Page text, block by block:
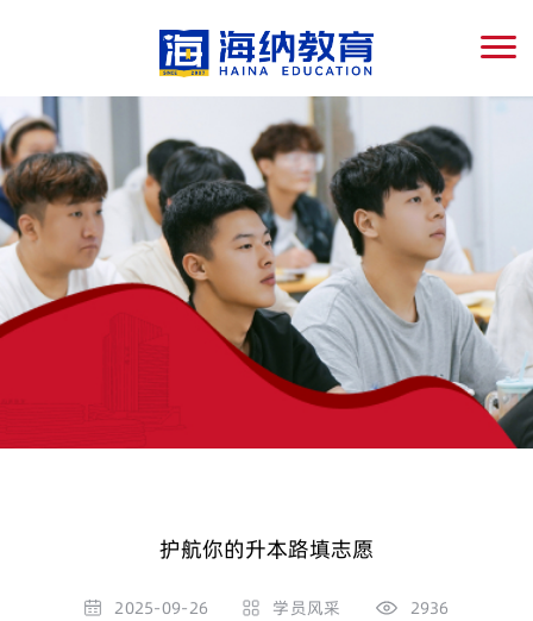
护航你的升本路填志愿
2025-09-26 学员风采 2936